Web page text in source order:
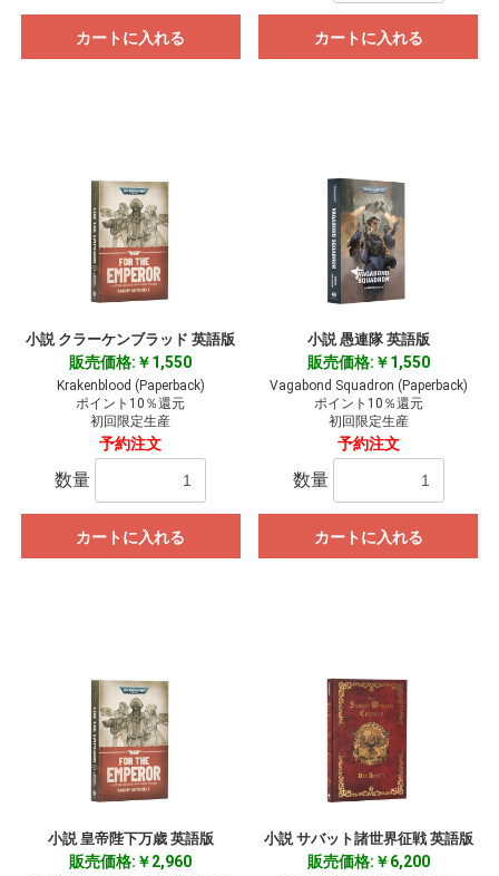
カートに入れる カートに入れる
小説 クラーケンブラッド 英語版
販売価格:￥1,550
Krakenblood (Paperback)
ポイント10％還元
初回限定生産
予約注文
数量
カートに入れる
小説 愚連隊 英語版
販売価格:￥1,550
Vagabond Squadron (Paperback)
ポイント10％還元
初回限定生産
予約注文
数量
カートに入れる
小説 皇帝陛下万歳 英語版
販売価格:￥2,960
小説 サバット諸世界征戦 英語版
販売価格:￥6,200